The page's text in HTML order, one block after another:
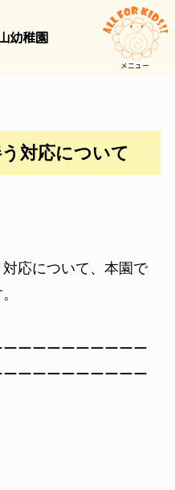
幼稚園
メニュー
対応について
応について、本園で
ーーーーーーーーー
ーーーーーーーーー